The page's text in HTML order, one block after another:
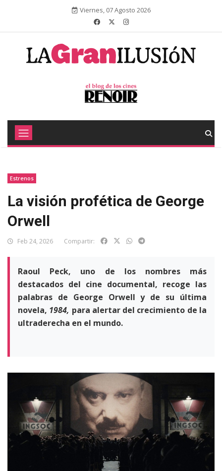
Viernes, 07 Agosto 2026
Estrenos
La visión profética de George
Orwell
Feb 24, 2026 Compartir:
Raoul Peck, uno de los nombres más
destacados del cine documental, recoge las
palabras de George Orwell y de su última
novela, 1984, para alertar del crecimiento de la
ultraderecha en el mundo.